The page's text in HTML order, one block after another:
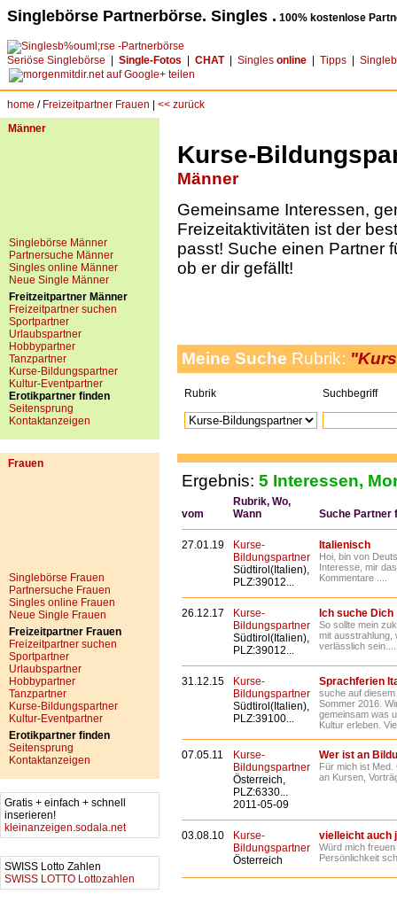
Singlebörse Partnerbörse. Singles . 100% kostenlose
Seriöse Singlebörse Single-Fotos CHAT| Singles online Tipps
home / Freizeitpartner Frauen
<< zurück
Männer
Singlebörse Männer
Partnersuche Männer
Singles online Männer
Neue Single Männer
Freitzeitpartner Männer
Freizeitpartner suchen
Sportpartner
Urlaubspartner
Hobbypartner
Tanzpartner
Kurse-Bildungspartner
Kultur-Eventpartner
Erotikpartner finden
Seitensprung
Kontaktanzeigen
Frauen
Singlebörse Frauen
Partnersuche Frauen
Singles online Frauen
Neue Single Frauen
Freizeitpartner Frauen
Freizeitpartner suchen
Sportpartner
Urlaubspartner
Hobbypartner
Tanzpartner
Kurse-Bildungspartner
Kultur-Eventpartner
Erotikpartner finden
Seitensprung
Kontaktanzeigen
Gratis + einfach + schnell
inserieren!
kleinanzeigen.sodala.net
SWISS Lotto Zahlen
SWISS LOTTO Lottozahlen
Kurse-
Männer
Gemeinsame Interessen,
Freizeitaktivitäten ist der
passt! Suche einen Partner
ob er dir gefällt!
Meine Suche Rubrik:
Rubrik Suchbegriff
Ergebnis: 5 Interessen,
vom
Rubrik, Wo,
Wann
Suche Partner
27.01.19
Kurse-
Bildungspartner
Südtirol(Italien),
PLZ:39012...
Italienisch
Hoi, bin von
Interesse, mir
Kommentare ....
26.12.17
Kurse-
Bildungspartner
Südtirol(Italien),
PLZ:39012...
Ich suche Dich
So sollte mein
mit ausstrahlung,
verlässlich sein....
31.12.15
Kurse-
Bildungspartner
Südtirol(Italien),
PLZ:39100...
Sprachferien
suche auf
Sommer 2016.
gemeinsam was
Kultur erleben.
07.05.11
Kurse-
Bildungspartner
Österreich,
PLZ:6330...
2011-05-09
Wer ist an
Für mich ist
an Kursen,
03.08.10
Kurse-
Bildungspartner
Österreich
vielleicht auch
Würd mich
Persönlichkeit